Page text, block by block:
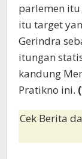
parlemen
itu target
Gerindra
itungan
kandung
Pratikno ini.
Cek Berita